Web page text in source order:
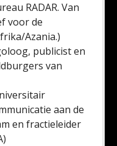
RADAR. Van
voor de
Azania.)
publicist en
van
aan de
en fractieleider